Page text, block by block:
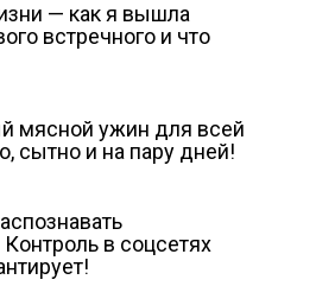
— как я вышла
встречного и что
мясной ужин для всей
сытно и на пару дней!
в соцсетях